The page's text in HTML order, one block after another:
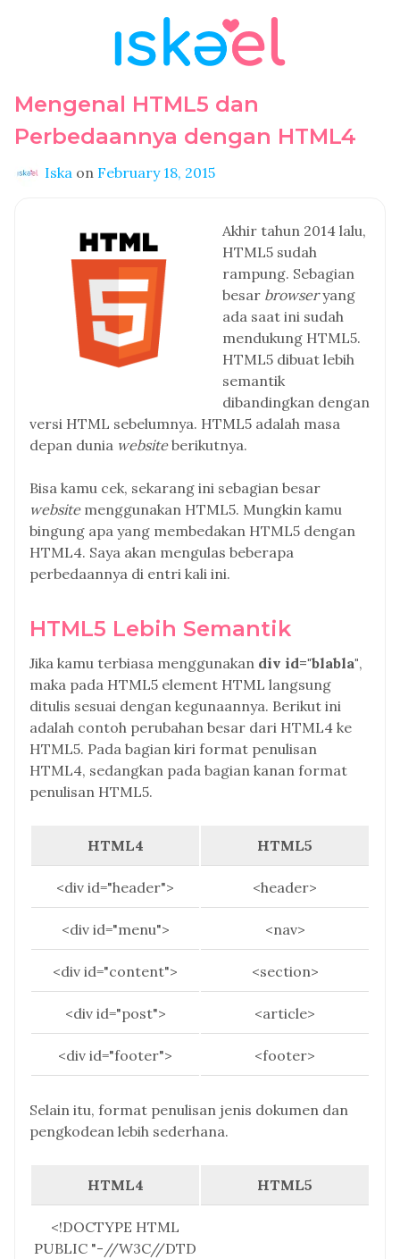
Mengenal HTML5 dan
Perbedaannya dengan HTML4
Iska on February 18, 2015
Akhir tahun 2014 lalu,
HTML5 sudah
rampung. Sebagian
besar browseryang
ada saat ini sudah
mendukung HTML5.
HTML5 dibuat lebih
semantik
dibandingkan dengan
versi HTML sebelumnya. HTML5 adalah masa
depan dunia websiteberikutnya.
Bisa kamu cek, sekarang ini sebagian besar
websitemenggunakan HTML5. Mungkin kamu
bingung apa yang membedakan HTML5 dengan
HTML4. Saya akan mengulas beberapa
perbedaannya di entri kali ini.
HTML5 Lebih Semantik
Jika kamu terbiasa menggunakan div id="blabla",
maka pada HTML5 element HTML langsung
ditulis sesuai dengan kegunaannya. Berikut ini
adalah contoh perubahan besar dari HTML4 ke
HTML5. Pada bagian kiri format penulisan
HTML4, sedangkan pada bagian kanan format
penulisan HTML5.
HTML4 HTML5
<div id="header"> <header>
<div id="menu"> <nav>
<div id="content"> <section>
<div id="post"> <article>
<div id="footer"> <footer>
Selain itu, format penulisan jenis dokumen dan
pengkodean lebih sederhana.
HTML4 HTML5
<!DOCTYPE HTML
PUBLIC "-//W3C//DTD